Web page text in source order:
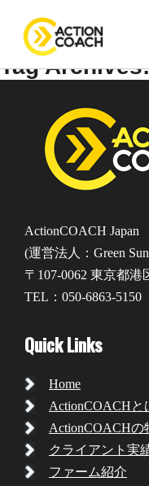
Tag
ActionCOACH Japan
(運営法人：Green
〒107-0062 東京都
TEL：050-6863-5150
Quick Links
Home
ActionCOACHと
ActionCOACHの
クライアント実
ファーム紹介